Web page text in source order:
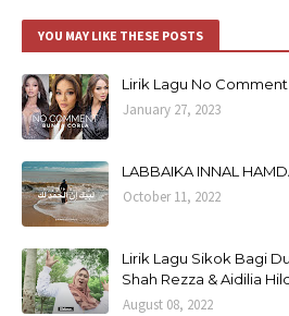
YOU MAY LIKE THESE POSTS
Lirik Lagu No
January 27, 2023
LABBAIKA INNAL
October 11, 2022
Lirik Lagu Sikok Bagi
Shah Rezza & Aidilia
August 08, 2022